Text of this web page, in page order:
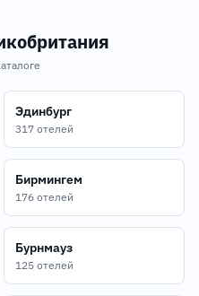
Эдинбург
317 отелей
Бирмингем
176 отелей
Бурнмауз
125 отелей